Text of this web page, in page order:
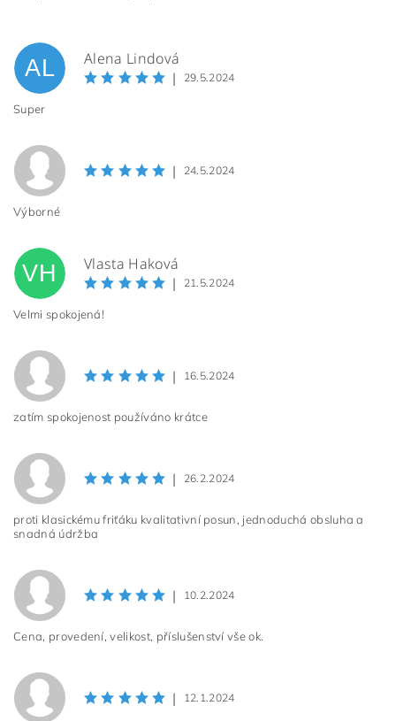
AL Alena Lindová
| 29.5.2024
Super
| 24.5.2024
Výborné
VH Vlasta Haková
| 21.5.2024
Velmi spokojená!
| 16.5.2024
zatím spokojenost používáno krátce
| 26.2.2024
proti klasickému friťáku kvalitativní posun, jednoduchá obsluha a
snadná údržba
| 10.2.2024
Cena, provedení, velikost, příslušenství vše ok.
| 12.1.2024